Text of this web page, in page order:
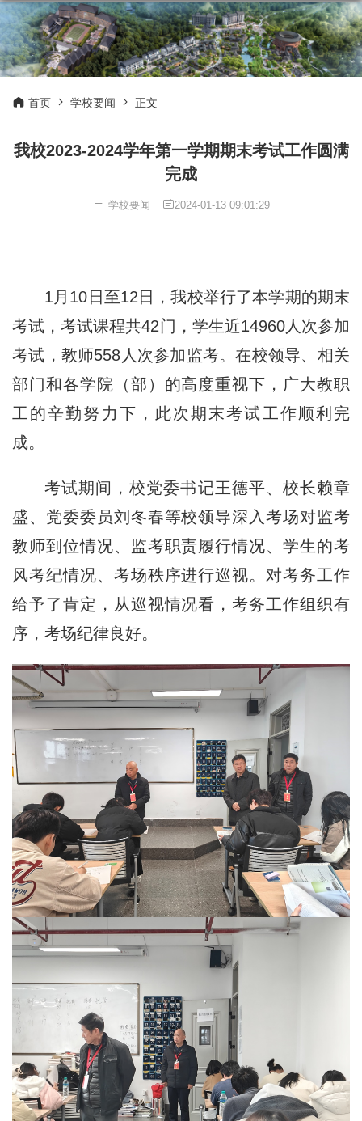
首页 学校要闻 正文
我校2023-2024学年第一学期期末考试工作圆满
完成
学校要闻 2024-01-13 09:01:29
1 月 10 日至12 日，我校举行了本学期的期末
考试，考试课程共42门，学生近14960人次参加
考试，教师558 人次参加监考。在校领导、相关
部门和各学院（部）的高度重视下，广大教职
工的辛勤努力下，此次期末考试工作顺利完
成。
考试期间，校党委书记王德平、校长赖章
盛、党委委员刘冬春等校领导深入考场对监考
教师到位情况、监考职责履行情况、学生的考
风考纪情况、考场秩序进行巡视。对考务工作
给予了肯定，从巡视情况看，考务工作组织有
序，考场纪律良好。